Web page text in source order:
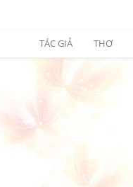
TÁC GIẢ THƠ